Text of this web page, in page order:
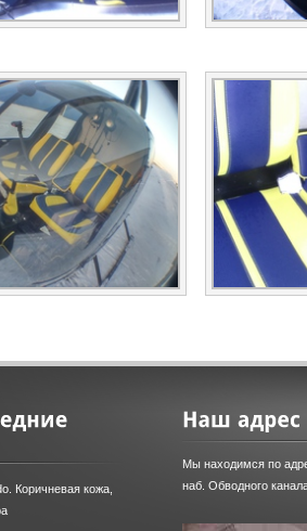
Коричневая кожа,
Мы находимся по
наб. Обводного